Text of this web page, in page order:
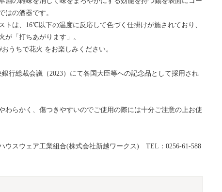
はの酒器です。
トは、16℃以下の温度に反応して色づく仕掛けが施されており、
が「打ちあがります」。
うちで花火 をお楽しみください。
銀行総裁会議（2023）にて各国大臣等への記念品として採用され
わらかく、傷つきやすいのでご使用の際には十分ご注意の上お使
ウスウェア工業組合(株式会社新越ワークス) TEL：0256-61-588